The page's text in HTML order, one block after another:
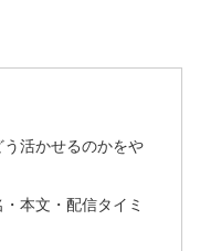
活かせるのかをや
本文・配信タイミ